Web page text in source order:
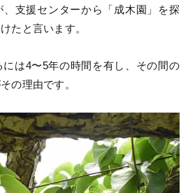
、支援センターから「成木園」を探
たと言います。
は4〜5年の時間を有し、その間の
の理由です。